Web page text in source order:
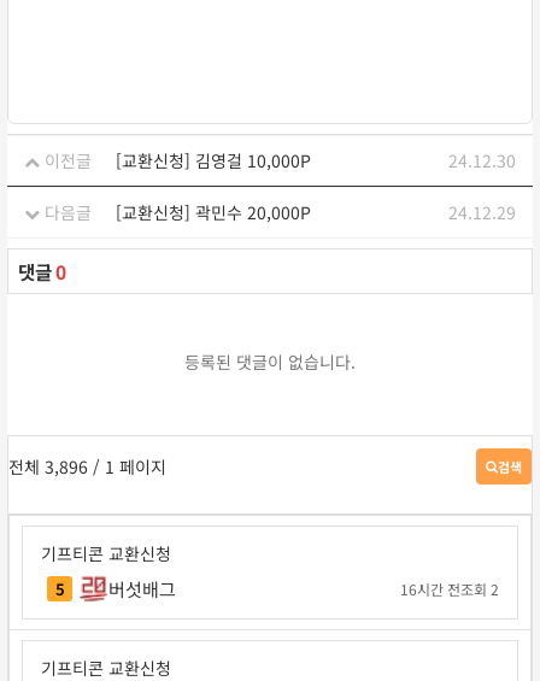
이전글 [교환신청] 김영걸 10,000P 24.12.30
다음글 [교환신청] 곽민수 20,000P 24.12.29
댓글0
등록된 댓글이 없습니다.
전체 3,896 / 1 페이지 검색
게
판
검
기프티콘 교환신청
5 버섯배그 16시간 전조회 2
기프티콘 교환신청